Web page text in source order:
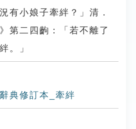
有小娘子牽絆？」清．
第二四齣：「若不離了
。」
典修訂本_牽絆